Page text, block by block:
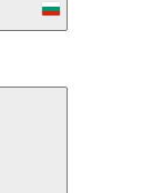
Bulgaria